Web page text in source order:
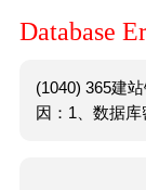
Database
(1040) 365建
因：1、数据库